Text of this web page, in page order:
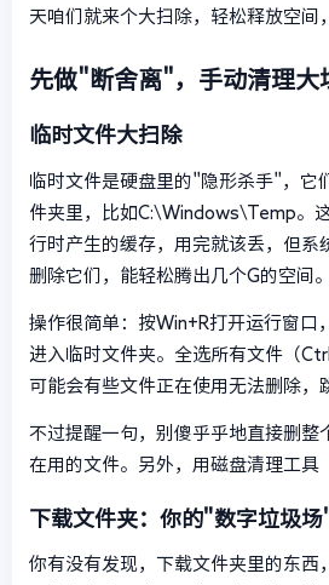
天咱们就来个大扫除，轻松释放空间
先做"断舍离"，手动清理大
临时文件大扫除
临时文件是硬盘里的"隐形杀手"，它
件夹里，比如C:\Windows\Temp。
行时产生的缓存，用完就该丢，但系
删除它们，能轻松腾出几个G的空间。
操作很简单：按Win+R打开运行窗口
进入临时文件夹。全选所有文件（
可能会有些文件正在使用无法删除，
不过提醒一句，别傻乎乎地直接删整
在用的文件。另外，用磁盘清理工具
下载文件夹：你的"数字垃圾场
你有没有发现，下载文件夹里的东西